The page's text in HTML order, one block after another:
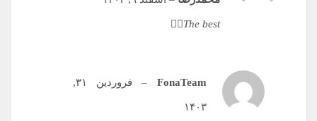
The best👌🏻
FonaTeam
– فروردین ۳۱,
۱۴۰۳